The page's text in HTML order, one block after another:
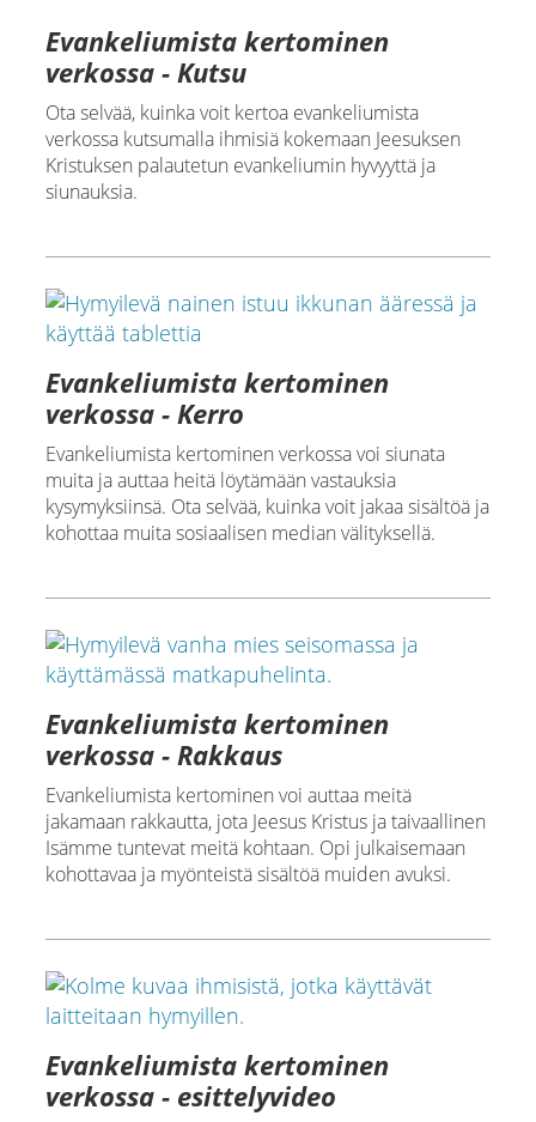
Evankeliumista kertominen
verkossa - Kutsu
Ota selvää, kuinka voit kertoa evankeliumista
verkossa kutsumalla ihmisiä kokemaan Jeesuksen
Kristuksen palautetun evankeliumin hyvyyttä ja
siunauksia.
Evankeliumista kertominen
verkossa - Kerro
Evankeliumista kertominen verkossa voi siunata
muita ja auttaa heitä löytämään vastauksia
kysymyksiinsä. Ota selvää, kuinka voit jakaa sisältöä ja
kohottaa muita sosiaalisen median välityksellä.
Evankeliumista kertominen
verkossa - Rakkaus
Evankeliumista kertominen voi auttaa meitä
jakamaan rakkautta, jota Jeesus Kristus ja taivaallinen
Isämme tuntevat meitä kohtaan. Opi julkaisemaan
kohottavaa ja myönteistä sisältöä muiden avuksi.
Evankeliumista kertominen
verkossa - esittelyvideo